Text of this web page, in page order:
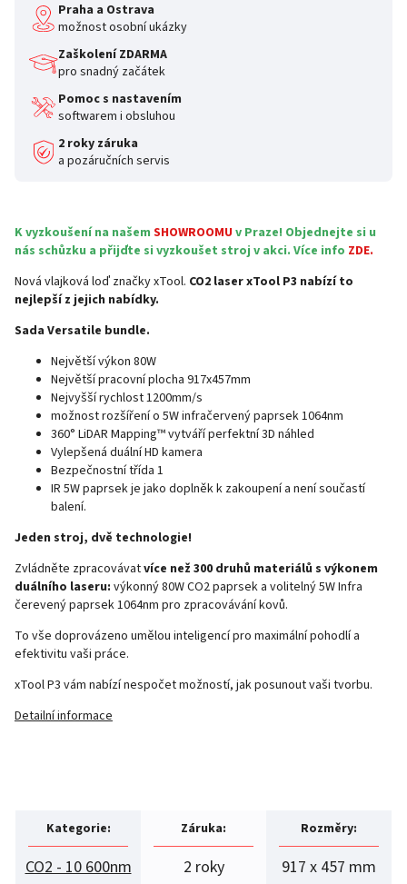
Praha a Ostrava
možnost osobní ukázky
Zaškolení ZDARMA
pro snadný začátek
Pomoc s nastavením
softwarem i obsluhou
2 roky záruka
a pozáručních servis
K vyzkoušení na našem SHOWROOMU v Praze! Objednejte si u
nás schůzku a přijďte si vyzkoušet stroj v akci. Více info ZDE.
Nová vlajková loď značky xTool. CO2 laser xTool P3 nabízí to
nejlepší z jejich nabídky.
Sada Versatile bundle.
Největší výkon 80W
Největší pracovní plocha 917x457mm
Nejvyšší rychlost 1200mm/s
možnost rozšíření o 5W infračervený paprsek 1064nm
360° LiDAR Mapping™ vytváří perfektní 3D náhled
Vylepšená duální HD kamera
Bezpečnostní třída 1
IR 5W paprsek je jako doplněk k zakoupení a není součastí
balení.
Jeden stroj, dvě technologie!
Zvládněte zpracovávatvíce než 300 druhů materiálů s výkonem
duálního laseru: výkonný 80W CO2 paprsek a volitelný 5W Infra
čerevený paprsek 1064nm pro zpracovávání kovů.
To vše doprovázeno umělou inteligencí pro maximální pohodlí a
efektivitu vaši práce.
xTool P3 vám nabízí nespočet možností, jak posunout vaši tvorbu.
Detailní informace
Kategorie:
CO2 - 10 600nm
Záruka:
2 roky
Rozměry:
917 x 457 mm